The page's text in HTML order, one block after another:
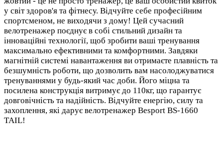
у світ здоров'я та фітнесу. Відчуйте себе професійним
спортсменом, не виходячи з дому! Цей сучасний
велотренажер поєднує в собі стильний дизайн та
інноваційні технології, щоб зробити ваші тренування
максимально ефективними та комфортними. Завдяки
магнітній системі навантаження ви отримаєте плавність та
безшумність роботи, що дозволить вам насолоджуватися
тренуваннями у будь-який час доби. Його міцна та
посилена конструкція витримує до 110кг, що гарантує
довговічність та надійність. Відчуйте енергію, силу та
захоплення, які дарує велотренажер Besport BS-1660
TAIL!